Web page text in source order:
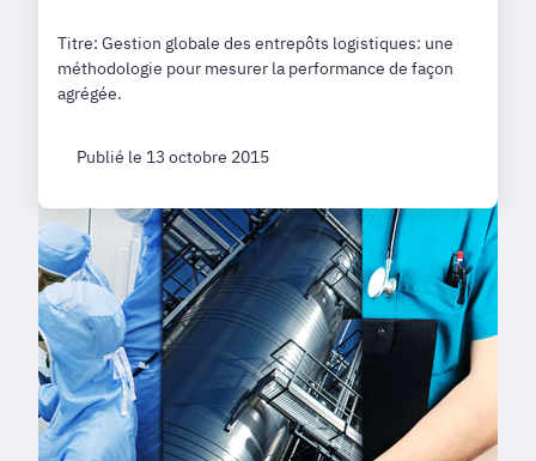
Titre: Gestion globale des entrepôts logistiques: une
méthodologie pour mesurer la performance de façon
agrégée.
Publié le 13 octobre 2015